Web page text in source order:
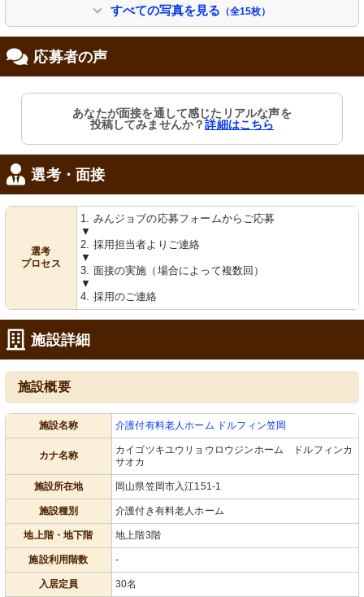
使いやすさを考慮した洗面スペースが
充実しており、清潔感も感じられま
す。
洗面台
清潔感のあふれる居室には、すぐに使
える洗面台が備わっており、快適で
カラフルな飾りと木の温もりが心地よ
いダイニングで、清潔感のあふれる空
間です。
暖かみのある色合いで、優しい雰囲気
を感じるエレベーターです。装飾が施
温もりを感じるエントランスが、訪れ
る方をやさしく迎えます。
談話室
ゆったりとしたテーブルが配置され、
静かな食事時間を過ごせる空間です。
すべての写真を見る （全15枚）
応募者の声
あなたが面接を通して感じたリアルな声を
投稿してみませんか？詳細はこちら
選考・面接
選考
プロセス
1. みんジョブの応募フォームからご応募
▼
2. 採用担当者よりご連絡
▼
3. 面接の実施（場合によって複数回）
▼
4. 採用のご連絡
施設詳細
施設概要
施設名称 介護付有料老人ホーム ドルフィン笠岡
カナ名称
カイゴツキユウリョウロウジンホーム ドルフィンカ
サオカ
施設所在地 岡山県笠岡市入江151-1
施設種別 介護付き有料老人ホーム
地上階・地下階 地上階3階
施設利用階数 -
入居定員 30名